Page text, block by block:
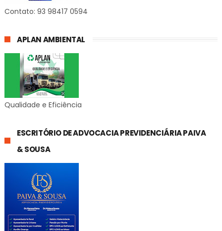
Contato: 93 98417 0594
APLAN AMBIENTAL
Qualidade e Eficiência
ESCRITÓRIO DE ADVOCACIA PREVIDENCIÁRIA PAIVA
& SOUSA